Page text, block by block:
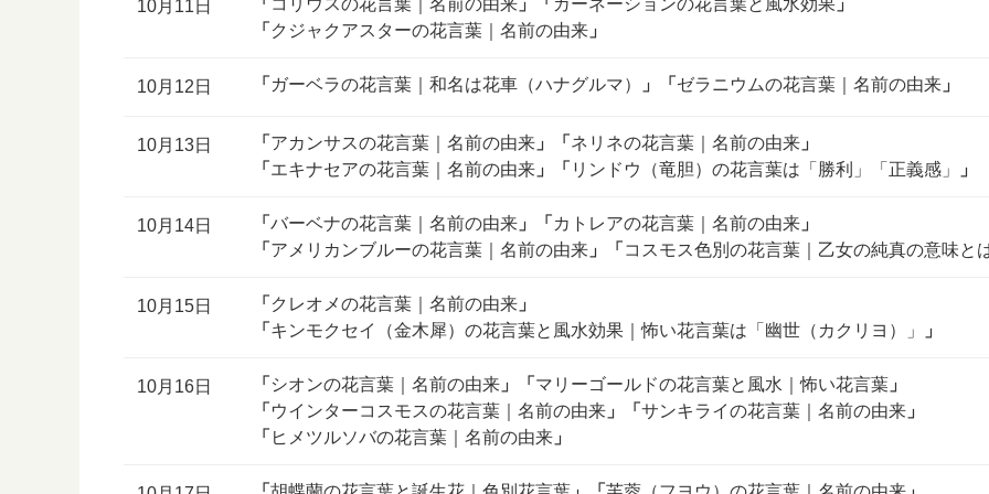
10月11日
「 クジャクアスターの花言葉｜名前の由来 」
10月12日 「 ガーベラの花言葉｜和名は花車（ハナグルマ） 」 「 ゼラニウムの花言葉｜名前の由来 」
10月13日 「 アカンサスの花言葉｜名前の由来 」 「 ネリネの花言葉｜名前の由来 」
「 エキナセアの花言葉｜名前の由来 」 「 リンドウ（竜胆）の花言葉は「勝利」「正義感」 」
10月14日 「 バーベナの花言葉｜名前の由来 」 「 カトレアの花言葉｜名前の由来 」
「 アメリカンブルーの花言葉｜名前の由来 」 「 コスモス色別の花言葉｜乙女の純真の意味と
10月15日 「 クレオメの花言葉｜名前の由来 」
「 キンモクセイ（金木犀）の花言葉と風水効果｜怖い花言葉は「幽世（カクリヨ）」 」
10月16日 「 シオンの花言葉｜名前の由来 」 「 マリーゴールドの花言葉と風水｜怖い花言葉 」
「 ウインターコスモスの花言葉｜名前の由来 」 「 サンキライの花言葉｜名前の由来 」
「 ヒメツルソバの花言葉｜名前の由来 」